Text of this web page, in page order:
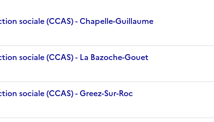
sociale (CCAS) - Chapelle-Guillaume
sociale (CCAS) - La Bazoche-Gouet
sociale (CCAS) - Greez-Sur-Roc